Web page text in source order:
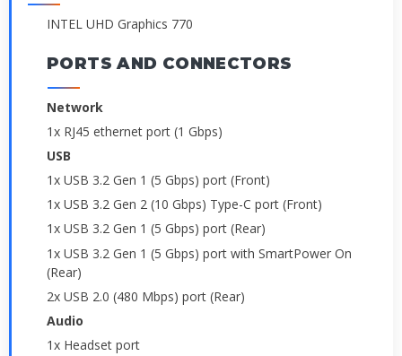
INTEL UHD Graphics 770
PORTS AND CONNECTORS
Network
1x RJ45 ethernet port (1 Gbps)
USB
1x USB 3.2 Gen 1 (5 Gbps) port (Front)
1x USB 3.2 Gen 2 (10 Gbps) Type-C port (Front)
1x USB 3.2 Gen 1 (5 Gbps) port (Rear)
1x USB 3.2 Gen 1 (5 Gbps) port with SmartPower On
(Rear)
2x USB 2.0 (480 Mbps) port (Rear)
Audio
1x Headset port